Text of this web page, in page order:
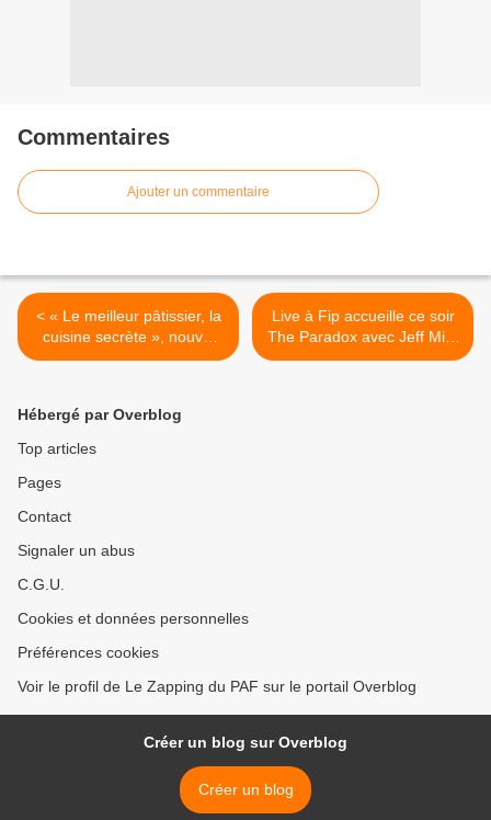
Commentaires
Ajouter un commentaire
< « Le meilleur pâtissier, la
cuisine secrète », nouvel
after dès ce soir sur M6
Live à Fip accueille ce soir
The Paradox avec Jeff Mills
et Jean-Phi Dary >
Hébergé par Overblog
Top articles
Pages
Contact
Signaler un abus
C.G.U.
Cookies et données personnelles
Préférences cookies
Voir le profil de Le Zapping du PAF sur le portail Overblog
Créer un blog sur Overblog
Créer un blog